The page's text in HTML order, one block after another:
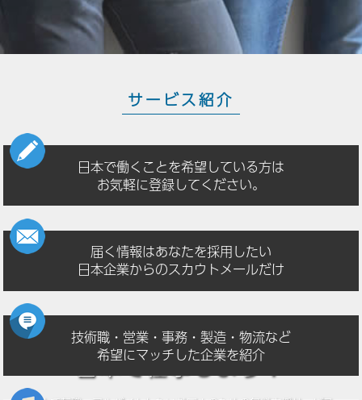
日本で仕事しよう！
サービス紹介
日本で働くことを希望している方は
お気軽に登録してください。
届く情報はあなたを採用したい
日本企業からのスカウトメールだけ
技術職・営業・事務・製造・物流など
希望にマッチした企業を紹介